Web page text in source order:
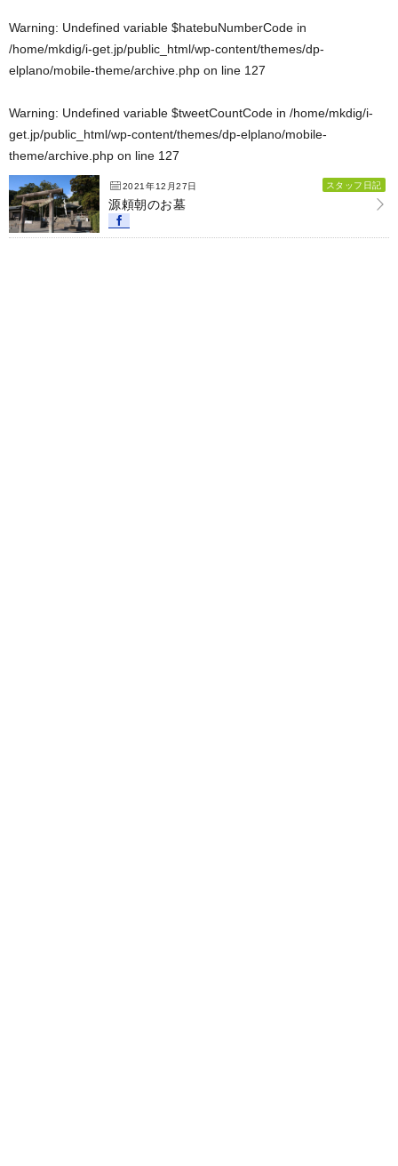
Warning: Undefined variable $hatebuNumberCode in
/home/mkdig/i-get.jp/public_html/wp-content/themes/dp-
elplano/mobile-theme/archive.php on line 127
Warning: Undefined variable $tweetCountCode in /home/mkdig/i-
get.jp/public_html/wp-content/themes/dp-elplano/mobile-
theme/archive.php on line 127
2021年12月27日 スタッフ日記
源頼朝のお墓